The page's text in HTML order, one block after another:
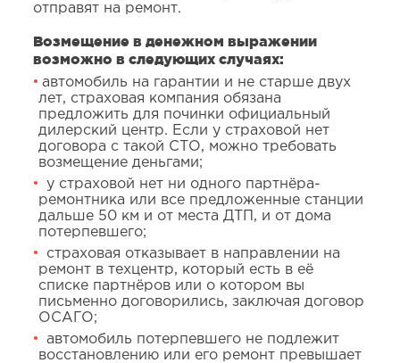
отправят на ремонт.
Возмещение в денежном выражении
возможно в следующих случаях:
автомобиль на гарантии и не старше двух
лет, страховая компания обязана
предложить для починки официальный
дилерский центр. Если у страховой нет
договора с такой СТО, можно требовать
возмещение деньгами;
у страховой нет ни одного партнёра-
ремонтника или все предложенные станции
дальше 50 км и от места ДТП, и от дома
потерпевшего;
страховая отказывает в направлении на
ремонт в техцентр, который есть в её
списке партнёров или о котором вы
письменно договорились, заключая договор
ОСАГО;
автомобиль потерпевшего не подлежит
восстановлению или его ремонт превышает